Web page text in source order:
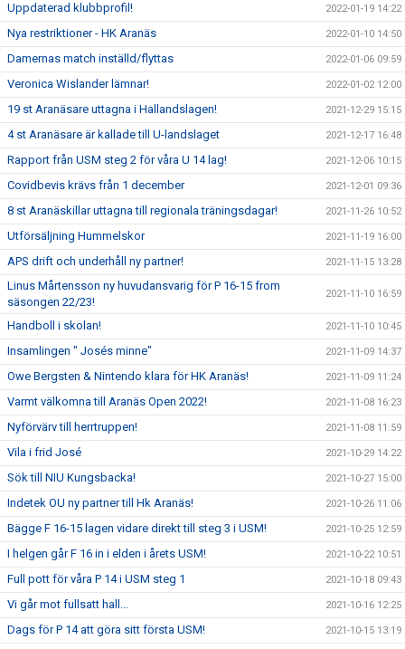
Uppdaterad klubbprofil! 2022-01-19 14:22
Nya restriktioner - HK Aranäs 2022-01-10 14:50
Damernas match inställd/flyttas 2022-01-06 09:59
Veronica Wislander lämnar! 2022-01-02 12:00
19 st Aranäsare uttagna i Hallandslagen! 2021-12-29 15:15
4 st Aranäsare är kallade till U-landslaget 2021-12-17 16:48
Rapport från USM steg 2 för våra U 14 lag! 2021-12-06 10:15
Covidbevis krävs från 1 december 2021-12-01 09:36
8 st Aranäskillar uttagna till regionala träningsdagar! 2021-11-26 10:52
Utförsäljning Hummelskor 2021-11-19 16:00
APS drift och underhåll ny partner! 2021-11-15 13:28
Linus Mårtensson ny huvudansvarig för P 16-15 from
säsongen 22/23!
2021-11-10 16:59
Handboll i skolan! 2021-11-10 10:45
Insamlingen " Josés minne" 2021-11-09 14:37
Owe Bergsten & Nintendo klara för HK Aranäs! 2021-11-09 11:24
Varmt välkomna till Aranäs Open 2022! 2021-11-08 16:23
Nyförvärv till herrtruppen! 2021-11-08 11:59
Vila i frid José 2021-10-29 14:22
Sök till NIU Kungsbacka! 2021-10-27 15:00
Indetek OU ny partner till Hk Aranäs! 2021-10-26 11:06
Bägge F 16-15 lagen vidare direkt till steg 3 i USM! 2021-10-25 12:59
I helgen går F 16 in i elden i årets USM! 2021-10-22 10:51
Full pott för våra P 14 i USM steg 1 2021-10-18 09:43
Vi går mot fullsatt hall... 2021-10-16 12:25
Dags för P 14 att göra sitt första USM! 2021-10-15 13:19